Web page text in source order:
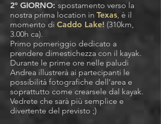
2° GIORNO: spostamento verso la
nostra prima location in Texas, è il
momento di Caddo Lake! (310km,
3.00h ca).
Primo pomeriggio dedicato a
prendere dimestichezza con il kayak.
Durante le prime ore nelle paludi
Andrea illustrerà ai partecipanti le
possibilità fotografiche dell'area e
soprattutto come crearsele dal kayak.
Vedrete che sarà più semplice e
divertente del previsto ;)